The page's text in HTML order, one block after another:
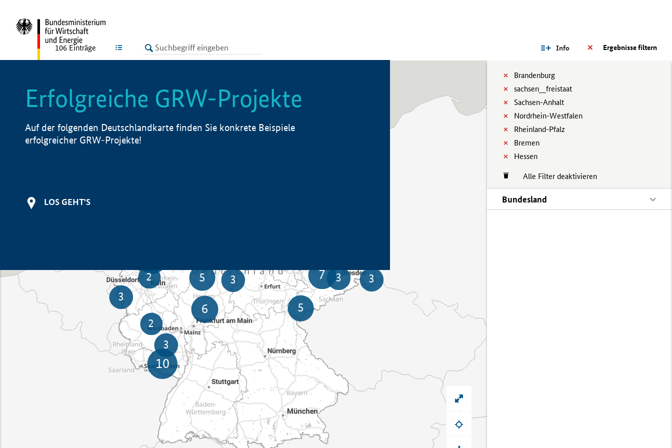
LISTE Ergebnisse filtern
Info
Brandenburg
sachsen__freistaat
Sachsen-Anhalt
Nordrhein-Westfalen
Rheinland-Pfalz
Bremen
Hessen
Alle Filter deaktivieren
Bundesland
106 Einträge
Erfolgreiche GRW-Projekte
Auf der folgenden Deutschlandkarte finden Sie konkrete Beispiele
erfolgreicher GRW-Projekte!
LOS GEHT'S